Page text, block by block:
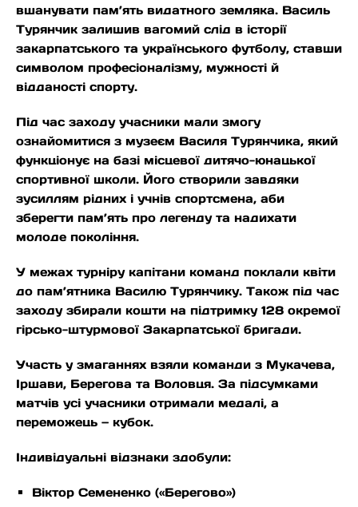
вшанувати пам’ять видатного земляка. Василь
Турянчик залишив вагомий слід в історії
закарпатського та українського футболу, ставши
символом професіоналізму, мужності й
відданості спорту.
Під час заходу учасники мали змогу
ознайомитися з музеєм Василя Турянчика, який
функціонує на базі місцевої дитячо-юнацької
спортивної школи. Його створили завдяки
зусиллям рідних і учнів спортсмена, аби
зберегти пам’ять про легенду та надихати
молоде покоління.
У межах турніру капітани команд поклали квіти
до пам’ятника Василю Турянчику. Також під час
заходу збирали кошти на підтримку 128 окремої
гірсько-штурмової Закарпатської бригади.
Участь у змаганнях взяли команди з Мукачева,
Іршави, Берегова та Воловця. За підсумками
матчів усі учасники отримали медалі, а
переможець — кубок.
Індивідуальні відзнаки здобули:
Віктор Семененко («Берегово»)